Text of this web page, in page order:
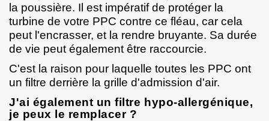
la poussière. Il est impératif de protéger la
turbine de votre PPC contre ce fléau, car cela
peut l'encrasser, et la rendre bruyante. Sa durée
de vie peut également être raccourcie.
C'est la raison pour laquelle toutes les PPC ont
un filtre derrière la grille d'admission d'air.
J'ai également un filtre hypo-allergénique,
je peux le remplacer ?